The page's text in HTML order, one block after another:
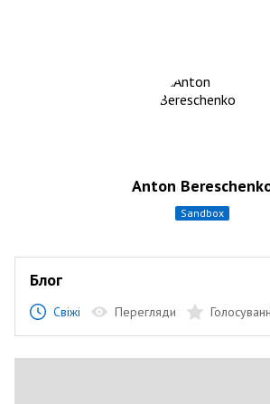
Anton
sandbox
Блог
Свіжі Перегляди